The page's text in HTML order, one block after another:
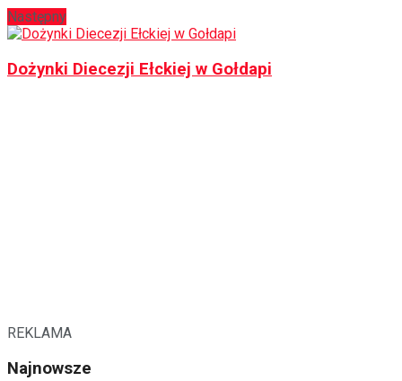
Następny
Dożynki Diecezji Ełckiej w Gołdapi
REKLAMA
Najnowsze